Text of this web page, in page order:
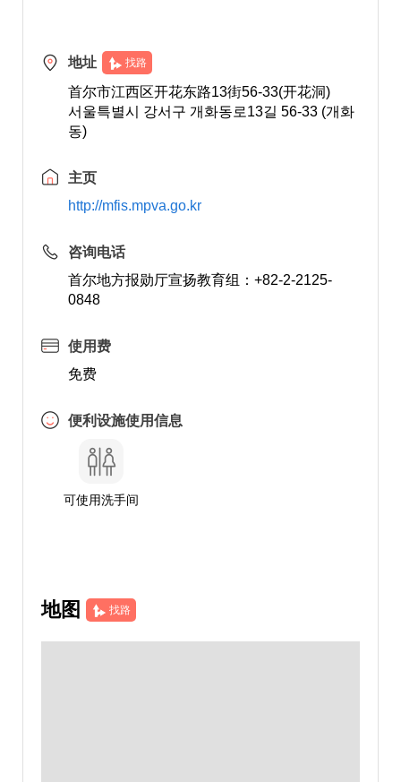
地址 找路
首尔市江西区开花东路13街56-33(开花洞)
서울특별시 강서구 개화동로13길 56-33 (개화
동)
主页
http://mfis.mpva.go.kr
咨询电话
首尔地方报勋厅宣扬教育组：+82-2-2125-
0848
使用费
免费
便利设施使用信息
可使用洗手间
地图 找路